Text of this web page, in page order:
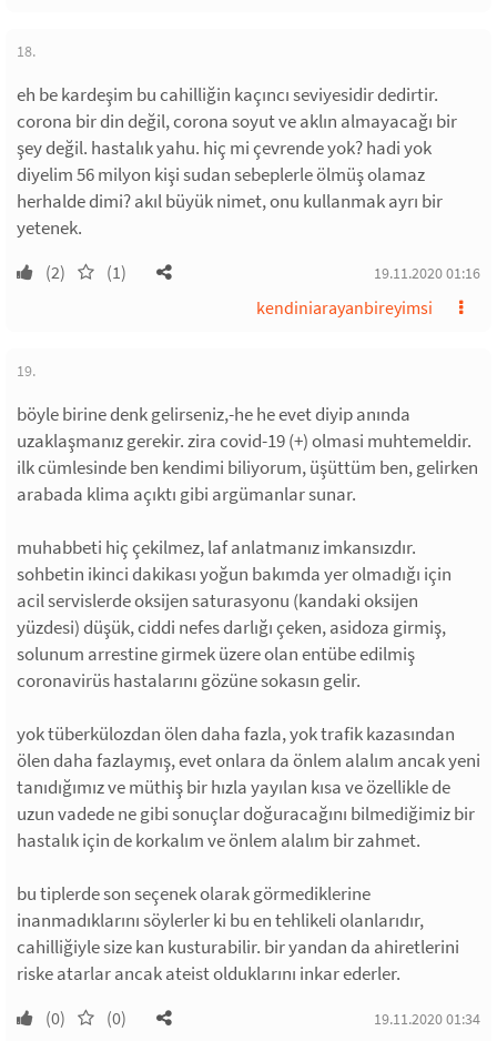
18.
eh be kardeşim bu cahilliğin kaçıncı seviyesidir dedirtir.
corona bir din değil, corona soyut ve aklın almayacağı bir
şey değil. hastalık yahu. hiç mi çevrende yok? hadi yok
diyelim 56 milyon kişi sudan sebeplerle ölmüş olamaz
herhalde dimi? akıl büyük nimet, onu kullanmak ayrı bir
yetenek.
(2) (1) 19.11.2020 01:16
kendiniarayanbireyimsi
19.
böyle birine denk gelirseniz,-he he evet diyip anında
uzaklaşmanız gerekir. zira covid-19 (+) olmasi muhtemeldir.
ilk cümlesinde ben kendimi biliyorum, üşüttüm ben, gelirken
arabada klima açıktı gibi argümanlar sunar.
muhabbeti hiç çekilmez, laf anlatmanız imkansızdır.
sohbetin ikinci dakikası yoğun bakımda yer olmadığı için
acil servislerde oksijen saturasyonu (kandaki oksijen
yüzdesi) düşük, ciddi nefes darlığı çeken, asidoza girmiş,
solunum arrestine girmek üzere olan entübe edilmiş
coronavirüs hastalarını gözüne sokasın gelir.
yok tüberkülozdan ölen daha fazla, yok trafik kazasından
ölen daha fazlaymış, evet onlara da önlem alalım ancak yeni
tanıdığımız ve müthiş bir hızla yayılan kısa ve özellikle de
uzun vadede ne gibi sonuçlar doğuracağını bilmediğimiz bir
hastalık için de korkalım ve önlem alalım bir zahmet.
bu tiplerde son seçenek olarak görmediklerine
inanmadıklarını söylerler ki bu en tehlikeli olanlarıdır,
cahilliğiyle size kan kusturabilir. bir yandan da ahiretlerini
riske atarlar ancak ateist olduklarını inkar ederler.
(0) (0) 19.11.2020 01:34